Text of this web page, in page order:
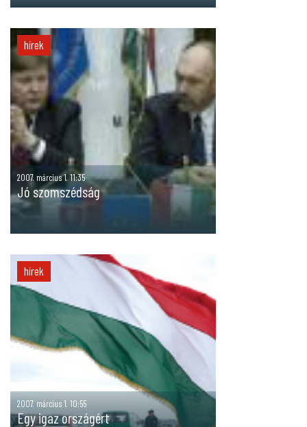
hírek
2007. március 1. 11:35
Jó szomszédság
hírek
2007. március 1. 10:55
Egy igaz országért